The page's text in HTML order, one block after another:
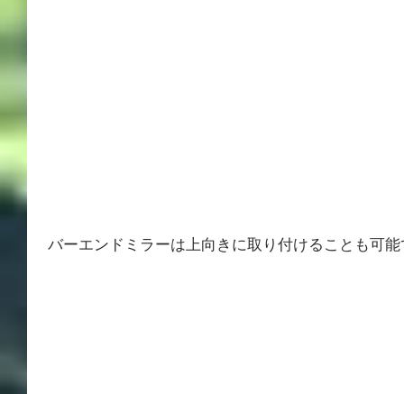
バーエンドミラーは上向きに取り付けることも可能